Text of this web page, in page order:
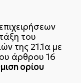
του
της 21.1α με
άρθρου 16
ορίου